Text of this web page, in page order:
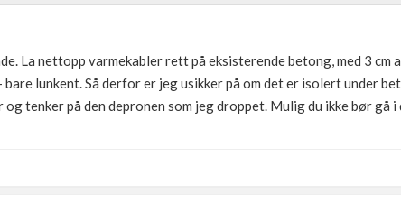
La nettopp varmekabler rett på eksisterende betong, med 3 cm
lunkent. Så derfor er jeg usikker på om det er isolert under
tenker på den depronen som jeg droppet. Mulig du ikke bør gå